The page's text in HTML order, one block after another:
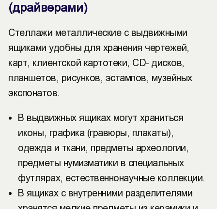
(драйверами)
Стеллажи металлические с выдвижными
ящиками удобны для хранения чертежей,
карт, клиентской картотеки, CD- дисков,
планшетов, рисунков, эстампов, музейных
экспонатов.
В выдвижных ящиках могут храниться
иконы, графика (гравюры, плакаты),
одежда и ткани, предметы археологии,
предметы нумизматики в специальных
футлярах, естественнонаучные коллекции.
В ящиках с внутренними разделителями